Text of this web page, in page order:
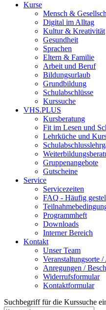
Kurse
Mensch &
Digital im Alltag
Kultur & Kreativität
Gesundheit
Sprachen
Eltern & Familie
Arbeit und Beruf
Bildungsurlaub
Grundbildung
Schulabschlüsse
Kurssuche
VHS.PLUS
Kursberatung
Fit im Lesen und
Lehrküche und
Gruppenangebote
Gutscheine
Service
Servicezeiten
FAQ - Häufig
Programmheft
Downloads
Interner Bereich
Kontakt
Unser Team
Veranstaltungsorte
Anregungen /
Widerrufsformular
Kontaktformular
Suchbegriff für die Kurssuche